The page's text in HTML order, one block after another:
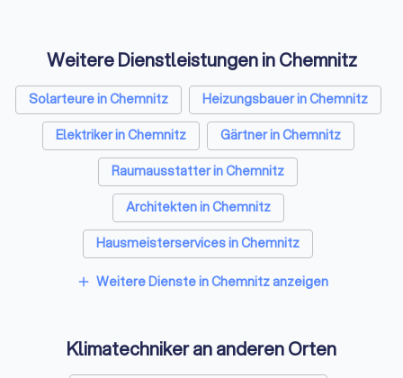
Weitere Dienstleistungen in Chemnitz
Solarteure in Chemnitz
Heizungsbauer in Chemnitz
Elektriker in Chemnitz
Gärtner in Chemnitz
Raumausstatter in Chemnitz
Architekten in Chemnitz
Hausmeisterservices in Chemnitz
Schreiner in Chemnitz
add Weitere Dienste in Chemnitz anzeigen
Klimatechniker an anderen Orten